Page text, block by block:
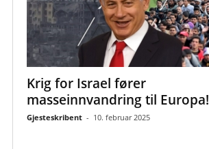
Krig for Israel fører
masseinnvandring til Europa!
Gjesteskribent - 10. februar 2025